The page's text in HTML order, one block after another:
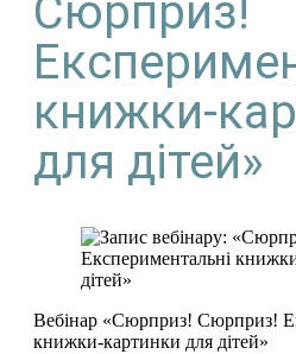
Сюрприз!
книжки-
для дітей»
Вебінар «Сюрприз! Сюрприз!
книжки-картинки для дітей»